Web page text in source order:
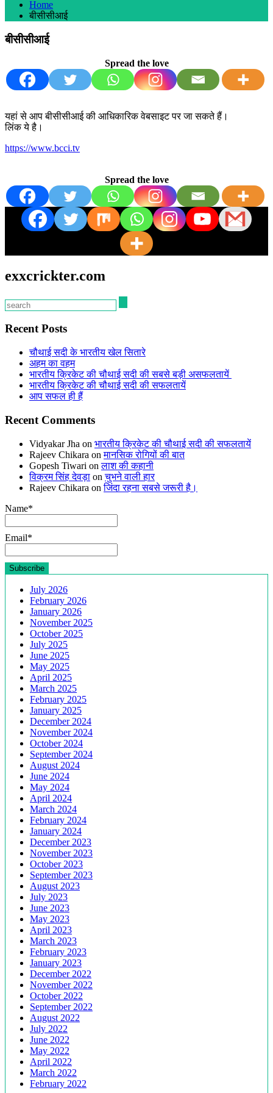
Home
बीसीसीआई
बीसीसीआई
Spread the love
यहां से आप बीसीसीआई की आधिकारिक वेबसाइट पर जा सकते हैं।
लिंक ये है।
https://www.bcci.tv
Spread the love
exxcrickter.com
Recent Posts
चौथाई सदी के भारतीय खेल सितारे
अहम का वहम
भारतीय क्रिकेट की चौथाई सदी की सबसे बड़ी असफलतायें
भारतीय क्रिकेट की चौथाई सदी की सफलतायें
आप सफल ही हैं
Recent Comments
Vidyakar Jha on भारतीय क्रिकेट की चौथाई सदी की सफलतायें
Rajeev Chikara onमानसिक रोगियों की बात
Gopesh Tiwari onलाश की कहानी
विक्रम सिंह देवड़ा onचुभने वाली हार
Rajeev Chikara onजिंदा रहना सबसे जरूरी है।
Name*
Email*
July 2026
February 2026
January 2026
November 2025
October 2025
July 2025
June 2025
May 2025
April 2025
March 2025
February 2025
January 2025
December 2024
November 2024
October 2024
September 2024
August 2024
June 2024
May 2024
April 2024
March 2024
February 2024
January 2024
December 2023
November 2023
October 2023
September 2023
August 2023
July 2023
June 2023
May 2023
April 2023
March 2023
February 2023
January 2023
December 2022
November 2022
October 2022
September 2022
August 2022
July 2022
June 2022
May 2022
April 2022
March 2022
February 2022